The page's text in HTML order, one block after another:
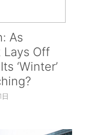
As
Lays Off
‘Winter’